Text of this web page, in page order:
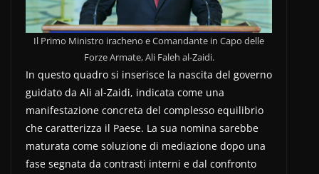
Il Primo Ministro iracheno e Comandante in Capo delle
Forze Armate, Ali Faleh al-Zaidi.
In questo quadro si inserisce la nascita del governo
guidato da Ali al-Zaidi, indicata come una
manifestazione concreta del complesso equilibrio
che caratterizza il Paese. La sua nomina sarebbe
maturata come soluzione di mediazione dopo una
fase segnata da contrasti interni e dal confronto